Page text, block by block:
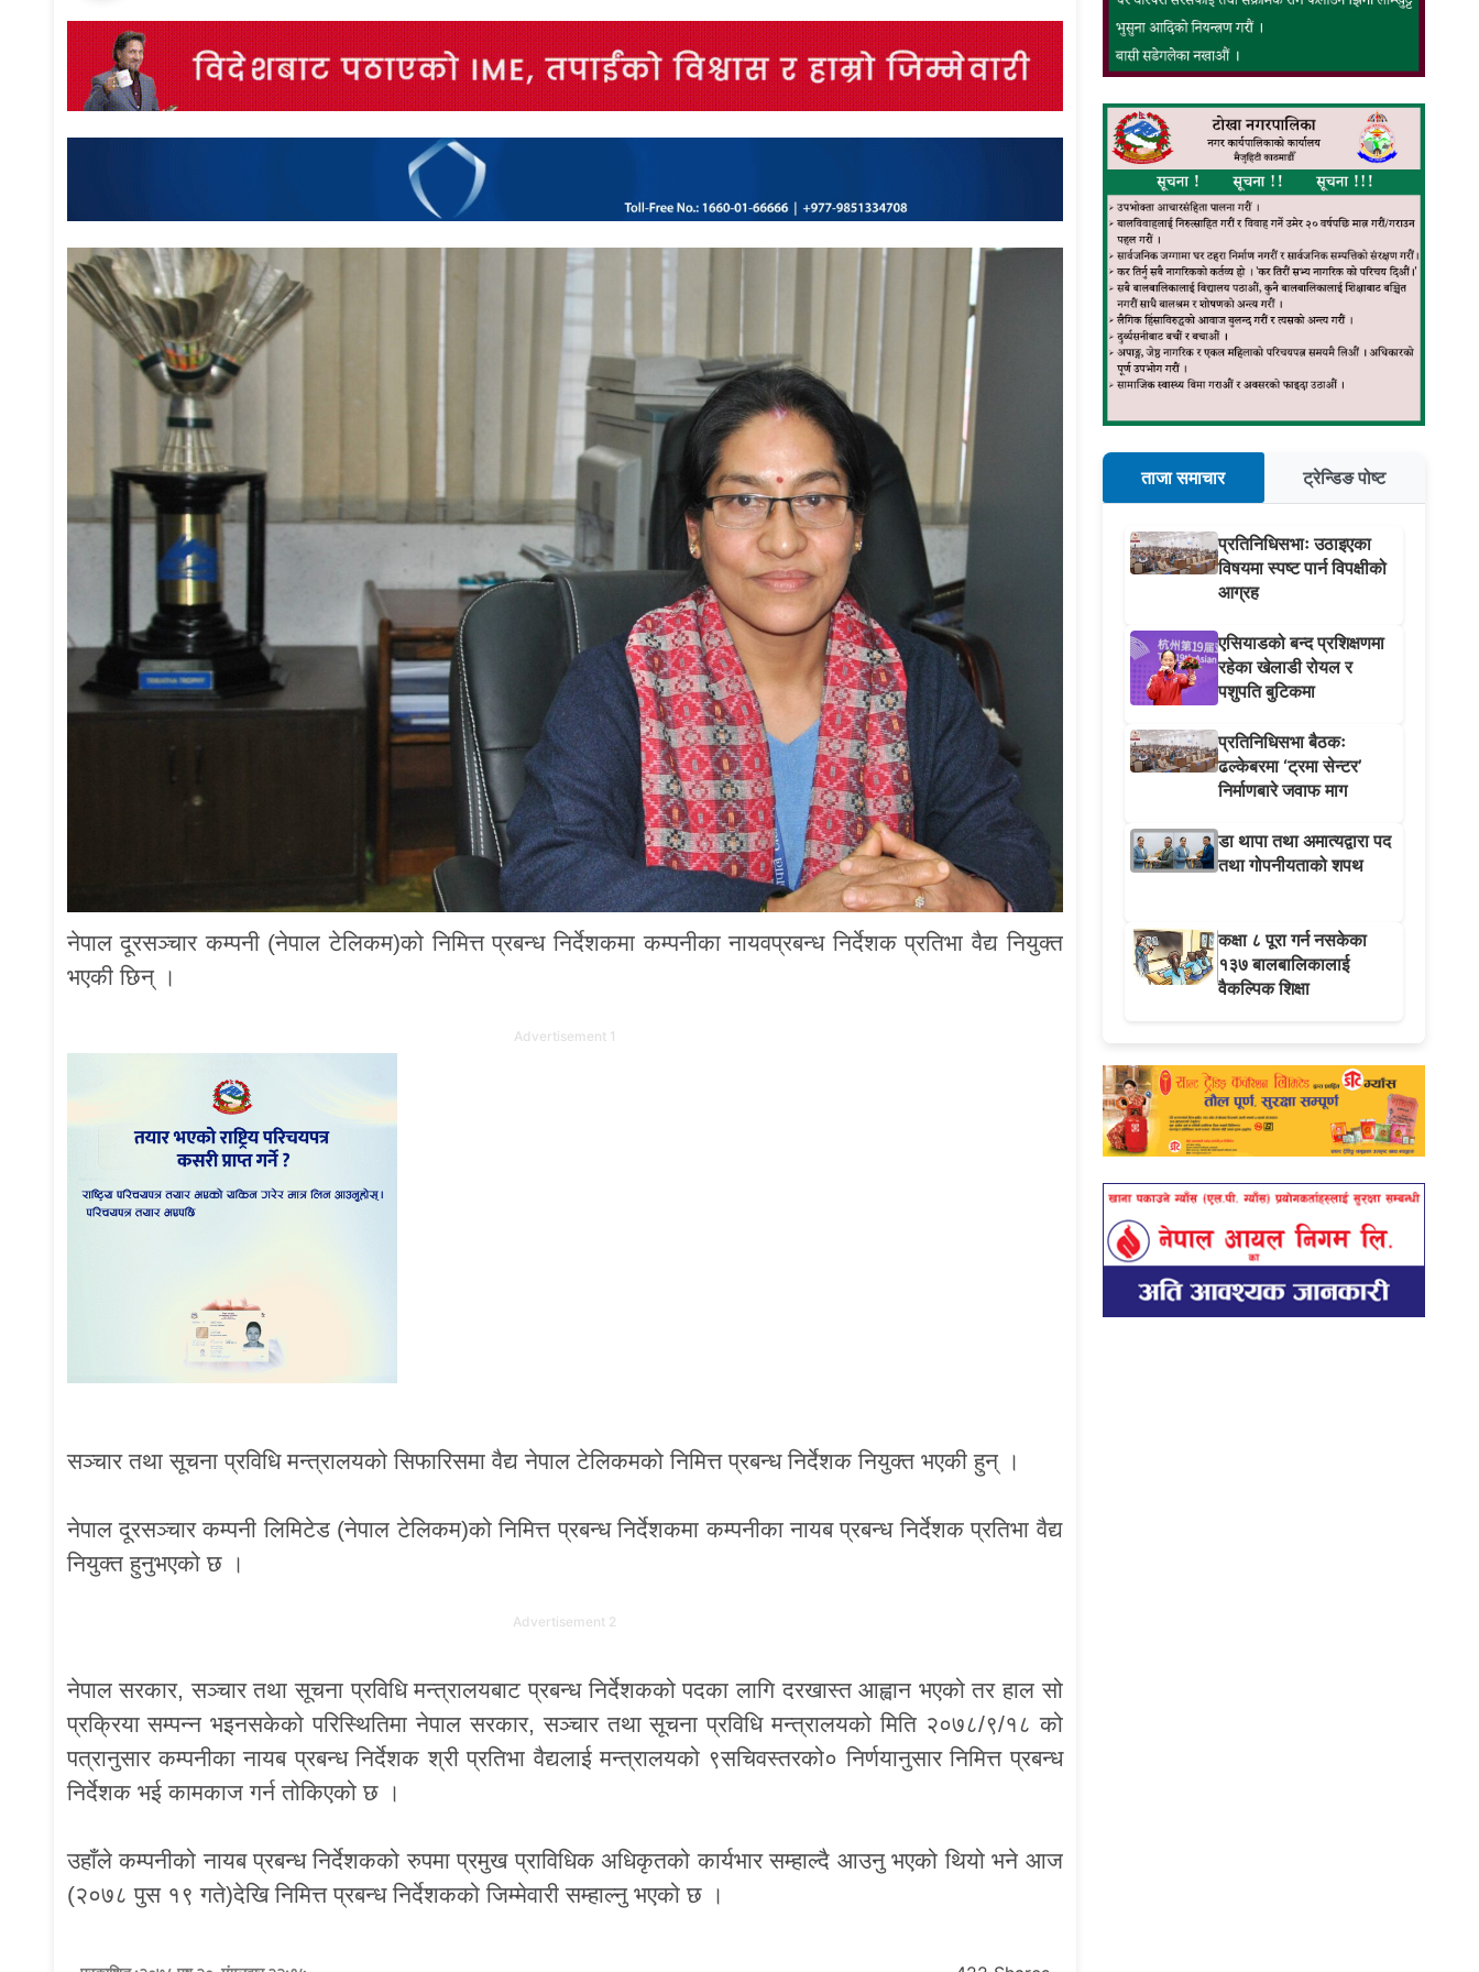
नेपाल दूरसञ्चार कम्पनी (नेपाल टेलिकम)को निमित्त प्रबन्ध निर्देशकमा कम्पनीका नायवप्रबन्ध निर्देशक प्रतिभा वैद्य नियुक्त
भएकी छिन् ।
Advertisement 1
सञ्चार तथा सूचना प्रविधि मन्त्रालयको सिफारिसमा वैद्य नेपाल टेलिकमको निमित्त प्रबन्ध निर्देशक नियुक्त भएकी हुन् ।
नेपाल दूरसञ्चार कम्पनी लिमिटेड (नेपाल टेलिकम)को निमित्त प्रबन्ध निर्देशकमा कम्पनीका नायब प्रबन्ध निर्देशक प्रतिभा वैद्य
नियुक्त हुनुभएको छ ।
Advertisement 2
नेपाल सरकार, सञ्चार तथा सूचना प्रविधि मन्त्रालयबाट प्रबन्ध निर्देशकको पदका लागि दरखास्त आह्वान भएको तर हाल सो
प्रक्रिया सम्पन्न भइनसकेको परिस्थितिमा नेपाल सरकार, सञ्चार तथा सूचना प्रविधि मन्त्रालयको मिति २०७८/९/१८ को
पत्रानुसार कम्पनीका नायब प्रबन्ध निर्देशक श्री प्रतिभा वैद्यलाई मन्त्रालयको ९सचिवस्तरको० निर्णयानुसार निमित्त प्रबन्ध
निर्देशक भई कामकाज गर्न तोकिएको छ ।
उहाँले कम्पनीको नायब प्रबन्ध निर्देशकको रुपमा प्रमुख प्राविधिक अधिकृतको कार्यभार सम्हाल्दै आउनु भएको थियो भने आज
(२०७८ पुस १९ गते)देखि निमित्त प्रबन्ध निर्देशकको जिम्मेवारी सम्हाल्नु भएको छ ।
ताजा समाचार ट्रेन्डिङ पोष्ट
प्रतिनिधिसभाः उठाइएका
विषयमा स्पष्ट पार्न विपक्षीको
आग्रह
एसियाडको बन्द प्रशिक्षणमा
रहेका खेलाडी रोयल र
पशुपति बुटिकमा
प्रतिनिधिसभा बैठकः
ढल्केबरमा ‘ट्रमा सेन्टर’
निर्माणबारे जवाफ माग
डा थापा तथा अमात्यद्वारा पद
तथा गोपनीयताको शपथ
कक्षा ८ पूरा गर्न नसकेका
१३७ बालबालिकालाई
वैकल्पिक शिक्षा